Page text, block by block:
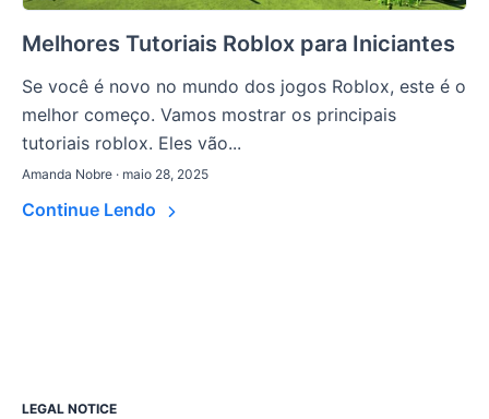
Melhores Tutoriais Roblox para Iniciantes
Se você é novo no mundo dos jogos Roblox, este é o
melhor começo. Vamos mostrar os principais
tutoriais roblox. Eles vão...
Amanda Nobre · maio 28, 2025
Continue Lendo
LEGAL NOTICE